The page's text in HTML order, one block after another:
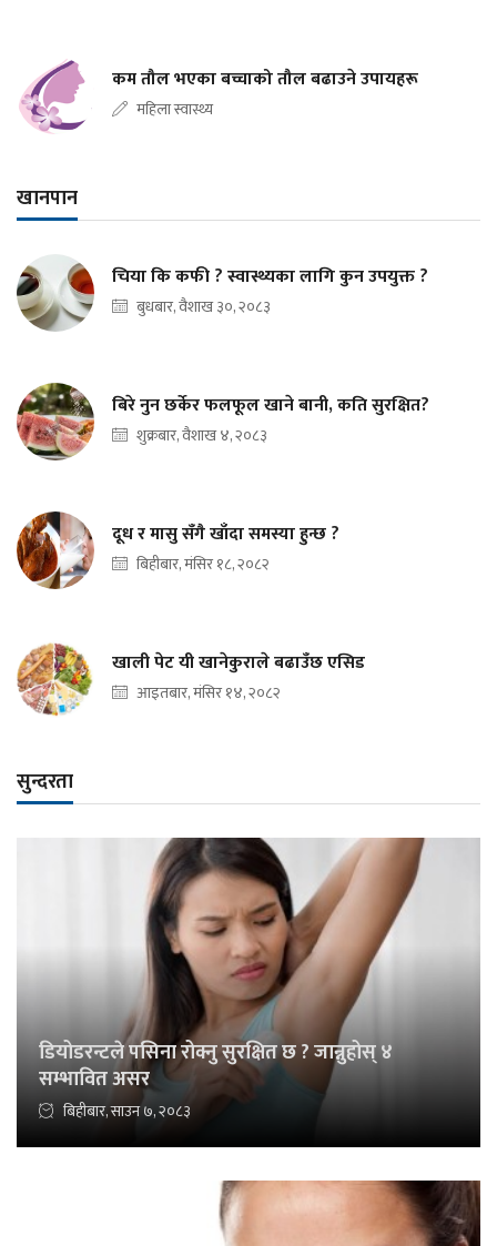
कम तौल भएका बच्चाको तौल बढाउने उपायहरू
महिला स्वास्थ्य
खानपान
चिया कि कफी ? स्वास्थ्यका लागि कुन उपयुक्त ?
बुधबार, वैशाख ३०, २०८३
बिरे नुन छर्केर फलफूल खाने बानी, कति सुरक्षित?
शुक्रबार, वैशाख ४, २०८३
दूध र मासु सँगै खाँदा समस्या हुन्छ ?
बिहीबार, मंसिर १८, २०८२
खाली पेट यी खानेकुराले बढाउँछ एसिड
आइतबार, मंसिर १४, २०८२
सुन्दरता
डियोडरन्टले पसिना रोक्नु सुरक्षित छ ? जान्नुहोस् ४
सम्भावित असर
बिहीबार, साउन ७, २०८३